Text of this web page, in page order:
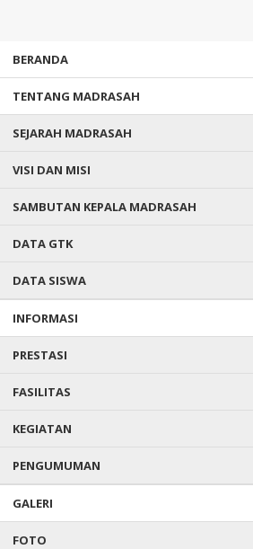
BERANDA
TENTANG MADRASAH
SEJARAH MADRASAH
VISI DAN MISI
SAMBUTAN KEPALA MADRASAH
DATA GTK
DATA SISWA
INFORMASI
PRESTASI
FASILITAS
KEGIATAN
PENGUMUMAN
GALERI
FOTO
PEMBINAAN ASN
1 KONSEL
Dibuat :Tuesday, 3 Feb 2026
Link gdrive :
https://drive.google.com/drive/folders/